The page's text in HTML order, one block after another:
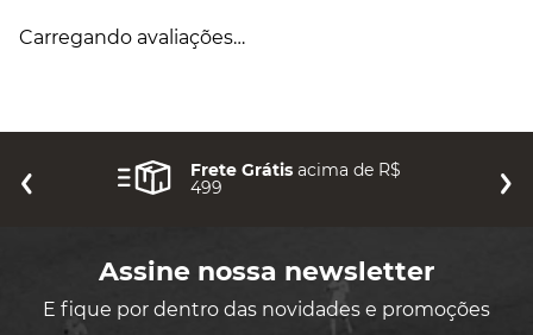
Carregando avaliações…
Frete Grátis acima de R$
499
Assine nossa newsletter
E fique por dentro das novidades e promoções